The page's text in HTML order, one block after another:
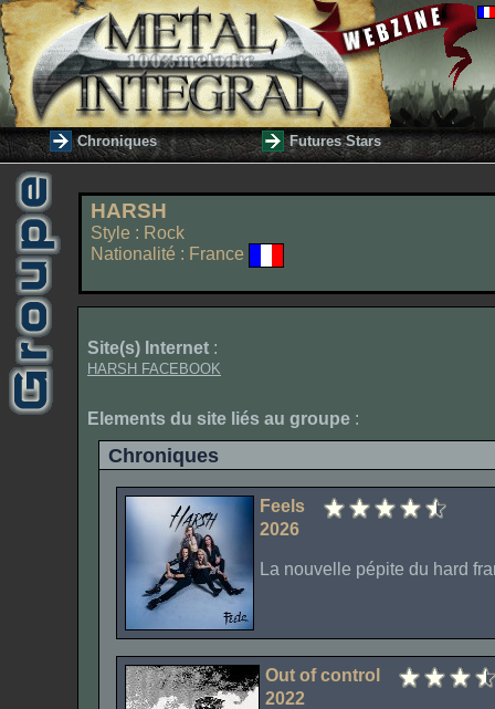
Chroniques Futures Stars
HARSH
Style : Rock
Nationalité : France
Site(s) Internet :
HARSH FACEBOOK
Elements du site liés au groupe :
Chroniques
Feels
2026
La nouvelle pépite du hard
Out of control
2022